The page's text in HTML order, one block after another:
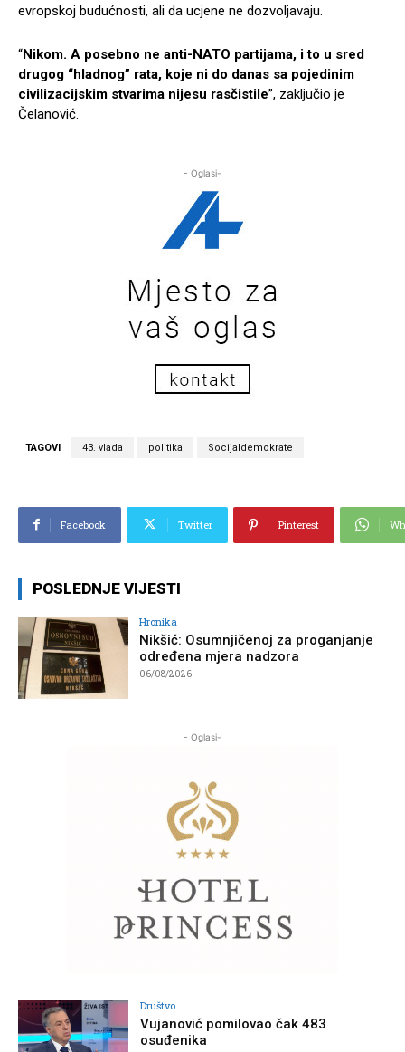
evropskoj budućnosti, ali da ucjene ne dozvoljavaju.
“Nikom. A posebno ne anti-NATO partijama, i to u sred
drugog “hladnog” rata, koje ni do danas sa pojedinim
civilizacijskim stvarima nijesu rasčistile”, zaključio je
Čelanović.
- Oglasi-
TAGOVI 43. vlada politika Socijaldemokrate
Facebook Twitter Pinterest
POSLEDNJE VIJESTI
Hronika
Nikšić: Osumnjičenoj za proganjanje
određena mjera nadzora
06/08/2026
- Oglasi-
Društvo
Vujanović pomilovao čak 483
osuđenika